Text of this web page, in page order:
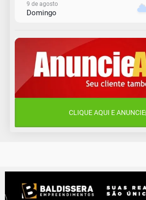
9 de agosto
Domingo
Segunda-Feira
11 de agosto
Terça-Feira
CLIQUE AQUI E ANUNCIE